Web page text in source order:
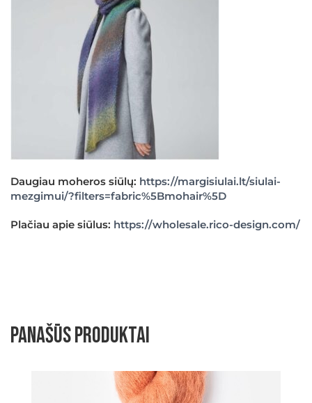
Daugiau moheros siūlų: https://margisiulai.lt/siulai-
mezgimui/?filters=fabric%5Bmohair%5D
Plačiau apie siūlus: https://wholesale.rico-design.com/
Panašūs produktai